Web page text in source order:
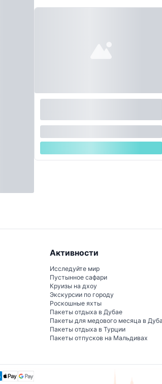
Активности
Исследуйте мир
Пустынное сафари
Круизы на дхоу
Экскурсии по городу
Роскошные яхты
Пакеты отдыха в Дубае
Пакеты для медового месяца в
Пакеты отдыха в Турции
Пакеты отпусков на Мальдивах